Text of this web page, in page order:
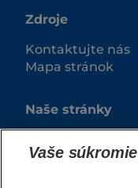
Zdroje
Kontaktujte nás
Mapa stránok
Naše stránky
Podporujeme
Vaše